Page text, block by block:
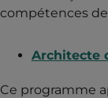
compétences
Architecte
Ce programme